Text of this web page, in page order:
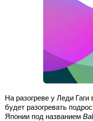
На разогреве у Леди
будет разогревать
Японии под названием